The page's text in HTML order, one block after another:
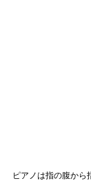
ピアノは指の腹から